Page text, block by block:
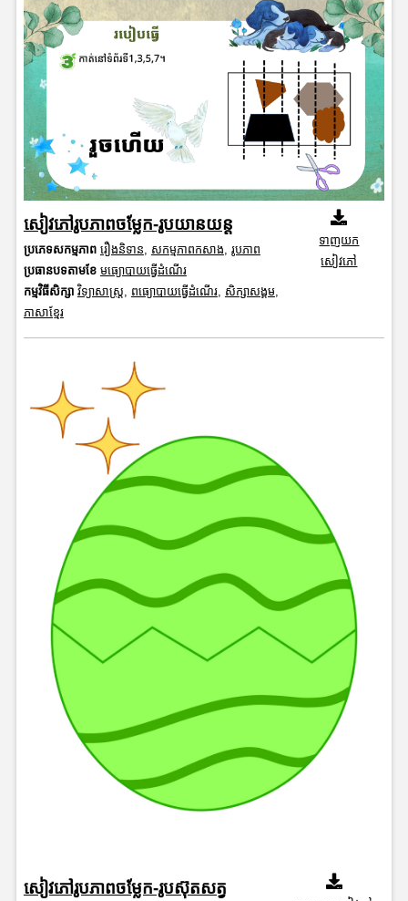
សៀវភៅរូបភាពចម្លែក-រូបយានយន្ត
ប្រភេទសកម្មភាព រឿងនិទាន, សកម្មភាពកសាង, រូបភាព
ប្រធានបទតាមខែ មធ្យោបាយធ្វើដំណើរ
កម្មវិធីសិក្សា វិទ្យាសាស្រ្ត, ពធ្យោបាយធ្វើដំណើរ, សិក្សាសង្គម,
ភាសាខ្មែរ
ទាញយក
សៀវភៅ
សៀវភៅរូបភាពចម្លែក-រូបស៊ុតសត្វ